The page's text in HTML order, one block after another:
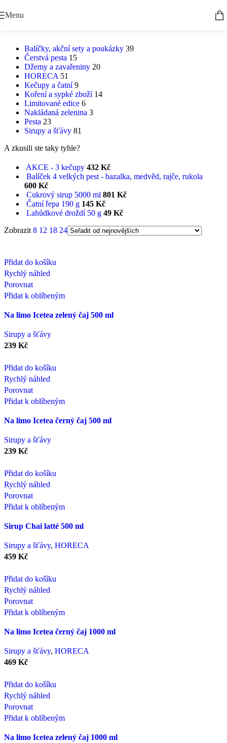
Menu
Balíčky, akční sety a poukázky 39
Čerstvá pesta 15
Džemy a zavařeniny 20
HORECA 51
Kečupy a čatní 9
Koření a sypké zboží 14
Limitované edice 6
Nakládaná zelenina 3
Pesta 23
Sirupy a šťávy 81
A zkusili ste taky tyhle?
AKCE - 3 kečupy 432 Kč
Balíček 4 velkých pest - bazalka, medvěd, rajče, rukola
600 Kč
Cukrový sirup 5000 ml 801 Kč
Čatní řepa 190 g 145 Kč
Lahůdkové droždí 50 g 49 Kč
Zobrazit 8 12 18 24
Přidat do košíku
Rychlý náhled
Porovnat
Přidat k oblíbeným
Na limo Icetea zelený čaj 500 ml
Sirupy a šťávy
239 Kč
Přidat do košíku
Rychlý náhled
Porovnat
Přidat k oblíbeným
Na limo Icetea černý čaj 500 ml
Sirupy a šťávy
239 Kč
Přidat do košíku
Rychlý náhled
Porovnat
Přidat k oblíbeným
Sirup Chai latté 500 ml
Sirupy a šťávy, HORECA
459 Kč
Přidat do košíku
Rychlý náhled
Porovnat
Přidat k oblíbeným
Na limo Icetea černý čaj 1000 ml
Sirupy a šťávy, HORECA
469 Kč
Přidat do košíku
Rychlý náhled
Porovnat
Přidat k oblíbeným
Na limo Icetea zelený čaj 1000 ml